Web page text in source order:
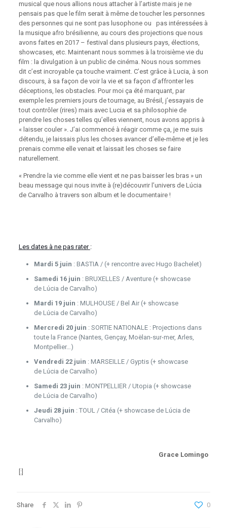
musical que nous allions nous attacher à l’artiste mais je ne
pensais pas que le film serait à même de toucher les personnes
des personnes qui ne sont pas lusophone ou pas intéressées à
la musique afro brésilienne, au cours des projections que nous
avons faites en 2017 – festival dans plusieurs pays, élections,
showcases, etc. Maintenant nous sommes à la troisième vie du
film : la divulgation à un public de cinéma. Nous nous sommes
dit c’est incroyable ça touche vraiment. C’est grâce à Lucia, à son
discours, à sa façon de voir la vie et sa façon d’affronter les
déceptions, les obstacles. Pour moi ça été marquant, par
exemple les premiers jours de tournage, au Brésil, j’essayais de
tout contrôler (rires) mais avec Lucia et sa philosophie de
prendre les choses telles qu’elles viennent, nous avons appris à
« laisser couler ». J’ai commencé à réagir comme ça, je me suis
détendu, je laissais plus les choses avancer d’elle-même et je les
prenais comme elle venait et laissait les choses se faire
naturellement.
« Prendre la vie comme elle vient et ne pas baisser les bras » un
beau message qui nous invite à (re)découvrir l’univers de Lúcia
de Carvalho à travers son album et le documentaire !
Les dates à ne pas rater :
Mardi 5 juin : BASTIA / (+ rencontre avec Hugo Bachelet)
Samedi 16 juin : BRUXELLES / Aventure (+ showcase
de Lúcia de Carvalho)
Mardi 19 juin : MULHOUSE / Bel Air (+ showcase
de Lúcia de Carvalho)
Mercredi 20 juin : SORTIE NATIONALE : Projections dans
toute la France (Nantes, Gençay, Moëlan-sur-mer, Arles,
Montpellier…)
Vendredi 22 juin : MARSEILLE / Gyptis (+ showcase
de Lúcia de Carvalho)
Samedi 23 juin : MONTPELLIER / Utopia (+ showcase
de Lúcia de Carvalho)
Jeudi 28 juin : TOUL / Citéa (+ showcase de Lúcia de
Carvalho)
Grace Lomingo
[:]
Share 0